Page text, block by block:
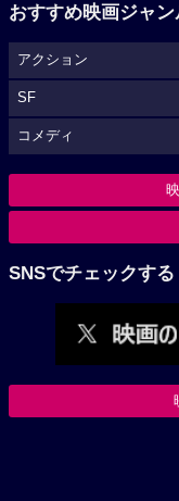
おすすめ映画ジャン
アクション
SF
コメディ
SNSでチェックする